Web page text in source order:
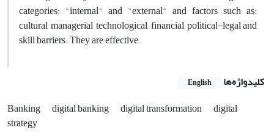
categories: "internal" and "external" and factors such as:
cultural, managerial, technological, financial, political-legal and
skill barriers. They are effective.
کلیدواژه‌ها English
Banking digital banking digital transformation
digital
strategy